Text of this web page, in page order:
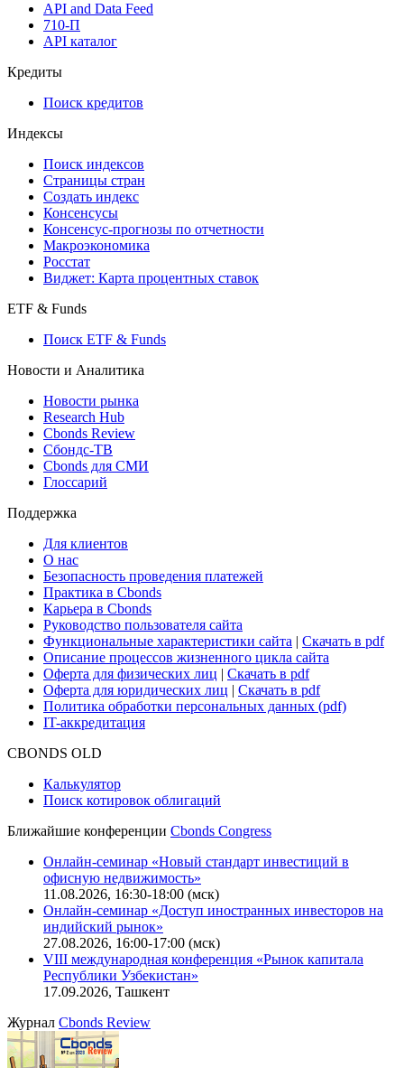
Мобильное приложение Cbonds
API
API and Data Feed
API каталог
Кредиты
Поиск кредитов
Индексы
Поиск индексов
Страницы стран
Создать индекс
Консенсусы
Макроэкономика
Виджет: Карта процентных ставок
ETF & Funds
Поиск ETF & Funds
Новости и Аналитика
Новости рынка
Research Hub
Сбондс-ТВ
Глоссарий
Поддержка
Для клиентов
О нас
Безопасность проведения платежей
Практика в Cbonds
Карьера в Cbonds
Руководство пользователя сайта
Функциональные характеристики сайта|Скачать в pdf
Описание процессов жизненного цикла сайта
Оферта для юридических лиц
IT-аккредитация
Поиск котировок облигаций
Ближайшие конференцииCbonds Congress
Онлайн-семинар «Новый стандарт инвестиций в
офисную недвижимость»
11.08.2026, 16:30-18:00 (мск)
Онлайн-семинар «Доступ иностранных инвесторов на
индийский рынок»
VIII международная конференция «Рынок капитала
Республики Узбекистан»
17.09.2026, Ташкент